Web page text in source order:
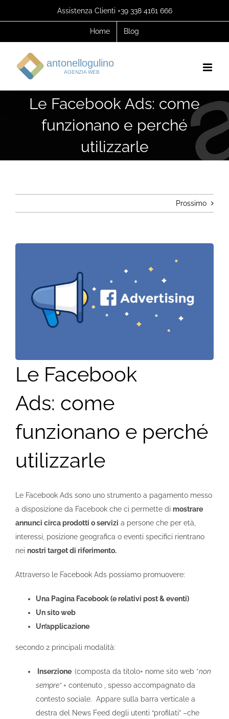
al
Assistenza Clienti +39 338 4161 666
Home Blog
Le Facebook Ads: come
funzionano e perché
utilizzarle
Prossimo
Le Facebook
Ads: come
funzionano e perché
utilizzarle
Le Facebook Ads sono uno strumento a pagamento messo
a disposizione da Facebook che ci permette di mostrare
annunci circa prodotti o servizi a persone che per età,
interessi, posizione geografica o eventi specifici rientrano
nei nostri target di riferimento.
Attraverso le Facebook Ads possiamo promuovere:
Una Pagina Facebook (e relativi post & eventi)
Un sito web
Un’applicazione
secondo 2 principali modalità:
Inserzione (composta da titolo+ nome sito web *non
sempre*+ contenuto , spesso accompagnato da
contesto sociale. Appare sulla barra verticale a
destra del News Feed degli utenti “profilati” –che